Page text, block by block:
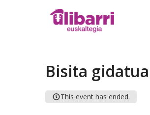
Bisita
This event has ended.